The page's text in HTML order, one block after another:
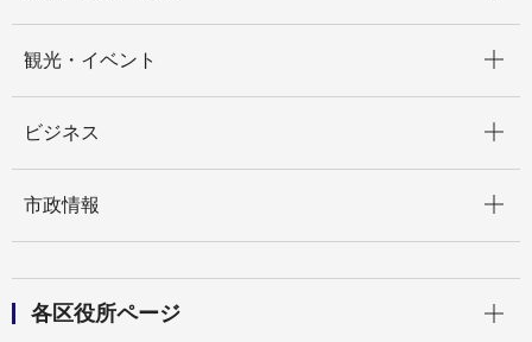
観光・イベント
ビジネス
市政情報
各区役所ページ